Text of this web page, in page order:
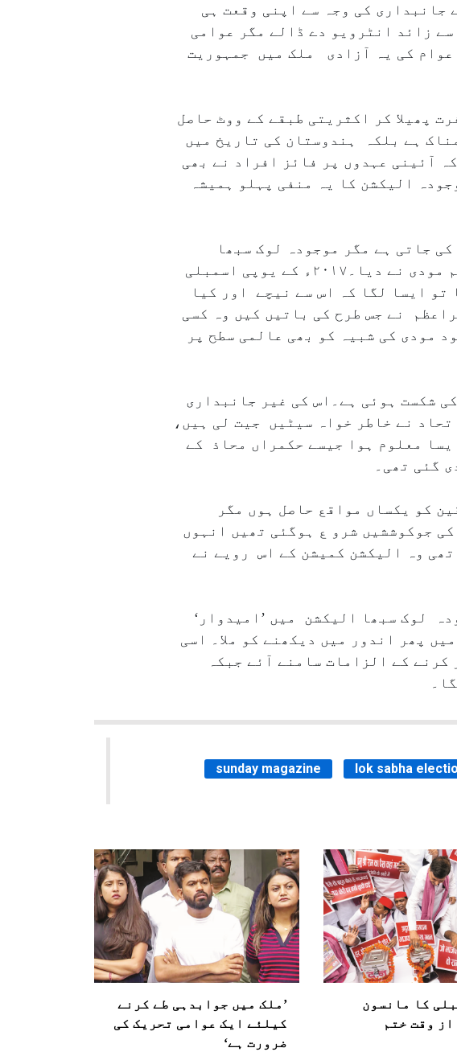
جانبداری کی وجہ سے اپنی وقعت ہی
ہے۔ اس کا اندازہ اس بات سے لگایا جاسکتاہے کہ وزیراعظم نے ۸۰؍ سے زائد انٹرویو دے ڈالے مگر عوامی
عوام کی یہ آزادی ملک میں جمہوریت
پھیلا کر اکثریتی طبقے کے ووٹ حاصل
ہے بلکہ ہندوستان کی تاریخ میں
آئینی عہدوں پر فائز افراد نے بھی
الیکشن کا یہ منفی پہلو ہمیشہ
جاتی ہے مگر موجودہ لوک سبھا
الیکشن کی انتخابی مہم کو فرقہ وارانہ رُخ کسی اور نے نہیں خود وزیراعظم مودی نے دیا۔۲۰۱۷ء کے یوپی اسمبلی
ایسا لگا کہ اس سے نیچے اور کیا
نے جس طرح کی باتیں کیں وہ کسی
مودی کی شبیہ کو بھی عالمی سطح پر
شکست ہوئی ہے۔اس کی غیر جانبداری
نے خاطر خواہ سیٹیں جیت لی ہیں،
معلوم ہوا جیسے حکمراں محاذ کے
گئی تھی۔
کو یکساں مواقع حاصل ہوں مگر
جوکوششیں شرو ع ہوگئی تھیں انہوں
وہ الیکشن کمیشن کے اس رویے نے
لوک سبھا الیکشن میں ’امیدوار‘
پھر اندور میں دیکھنے کو ملا۔ اسی
کے الزامات سامنے آئے جبکہ
sunday magazine lok sabha
کا مانسون
از وقت ختم
’ملک میں جوابدہی طے کرنے
کیلئے ایک عوامی تحریک کی
ضرورت ہے‘